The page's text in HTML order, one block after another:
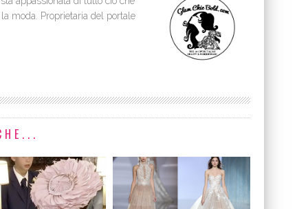
moda. Proprietaria del portale